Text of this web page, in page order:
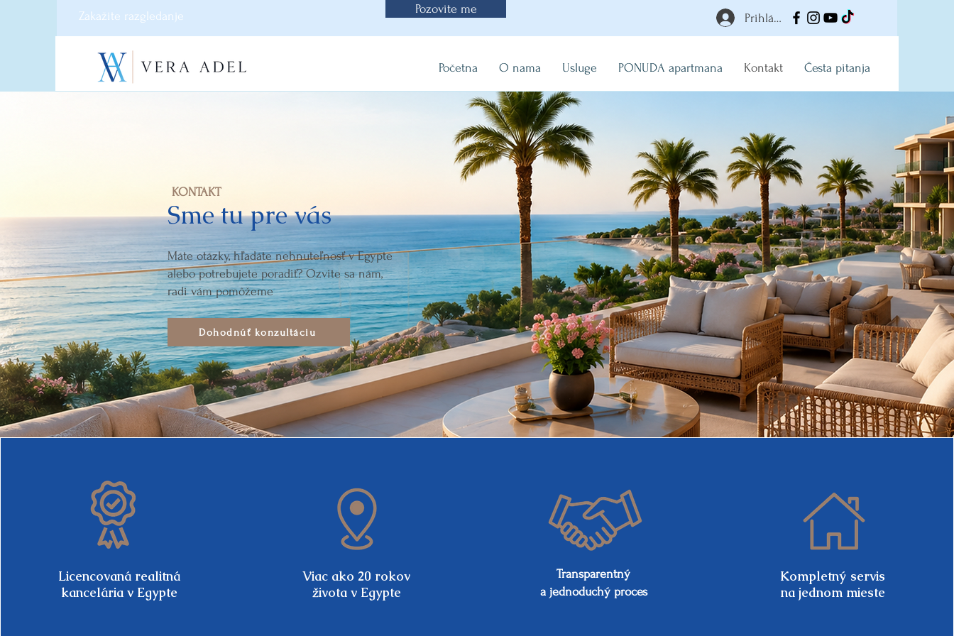
Zakažite razgledanje
Pozovite me
Prihlásiť
Početna O nama Usluge PONUDA apartmana Kontakt Česta pitanja
KONTAKT
Sme tu pre vás
Máte otázky, hľadáte nehnuteľnosť v Egypte
alebo potrebujete poradiť? Ozvite sa nám,
radi vám pomôžeme
Dohodnúť konzultáciu
Licencovaná realitná
kancelária v Egypte
Viac ako 20 rokov
života v Egypte
Transparentný
a jednoduchý proces
Kompletný servis
na jednom mieste